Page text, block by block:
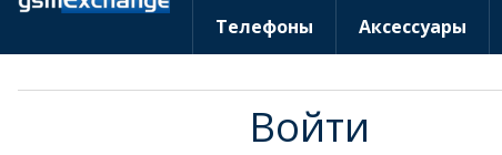
Телефоны Аксессуары
Войти